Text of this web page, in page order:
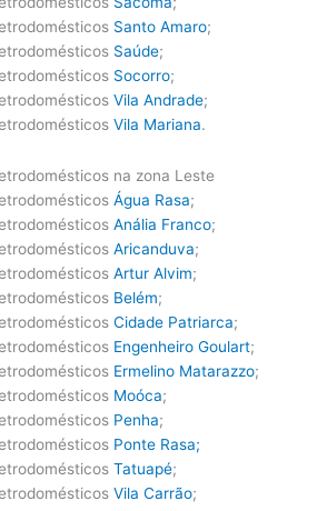
Santo Amaro;
Saúde;
Socorro;
Vila Andrade;
Vila Mariana.
na zona Leste
Água Rasa;
Anália Franco;
Aricanduva;
Artur Alvim;
Belém;
Cidade Patriarca;
Engenheiro Goulart;
Ermelino Matarazzo;
Moóca;
Penha;
Ponte Rasa;
Tatuapé;
Vila Carrão;